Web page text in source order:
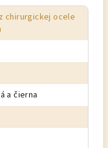
chirurgickej ocele
a čierna